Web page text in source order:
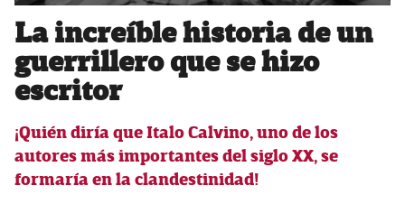
La increíble historia de un
guerrillero que se hizo
escritor
¡Quién diría que Italo Calvino, uno de los
autores más importantes del siglo XX, se
formaría en la clandestinidad!